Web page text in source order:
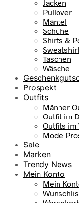
Jacken
Pullover
Mäntel
Schuhe
Shirts &
Taschen
Wäsche
Prospekt
Outfits
Männer
Outfit im
Outfits im
Mode
Sale
Marken
Trendy News
Mein Konto
Mein